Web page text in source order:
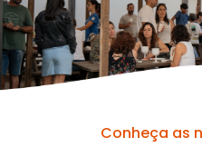
Conheça as